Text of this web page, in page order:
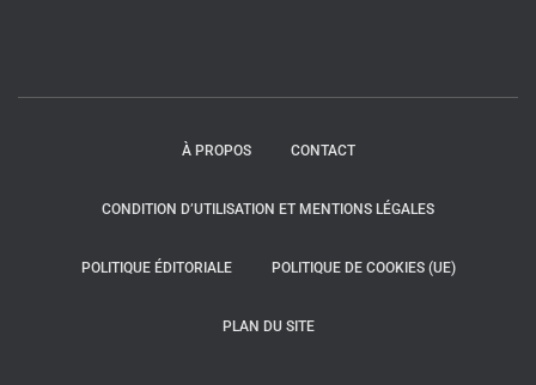
À PROPOS CONTACT
CONDITION D’UTILISATION ET MENTIONS LÉGALES
POLITIQUE ÉDITORIALE POLITIQUE DE COOKIES (UE)
PLAN DU SITE